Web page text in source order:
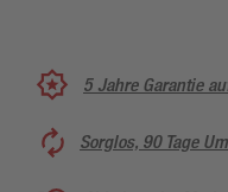
5 Jahre Garantie
Sorglos, 90 Tage